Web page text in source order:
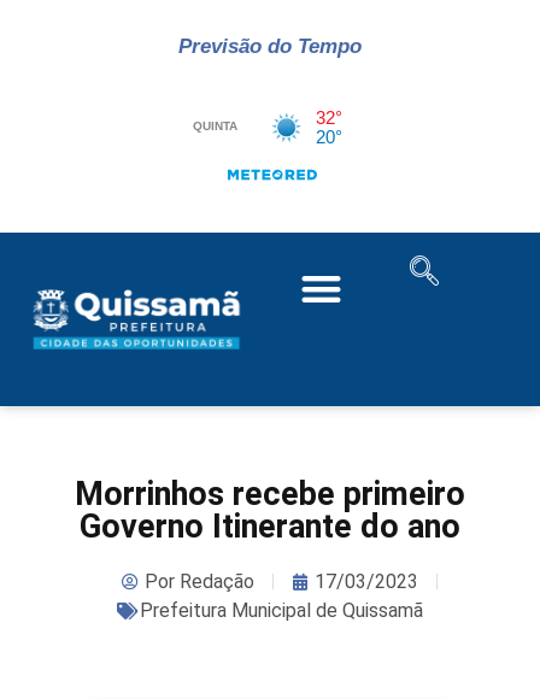
Previsão do Tempo
Morrinhos recebe primeiro
Governo Itinerante do ano
PorRedação
17/03/2023
Prefeitura Municipal de Quissamã